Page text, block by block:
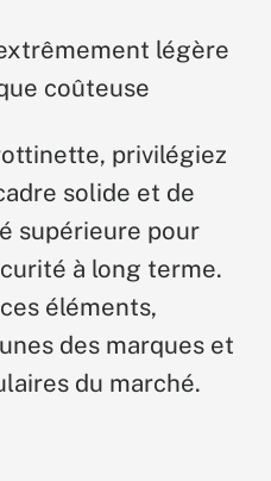
légère
coûteuse
privilégiez
solide et de
supérieure pour
à long terme.
éléments,
des marques et
du marché.